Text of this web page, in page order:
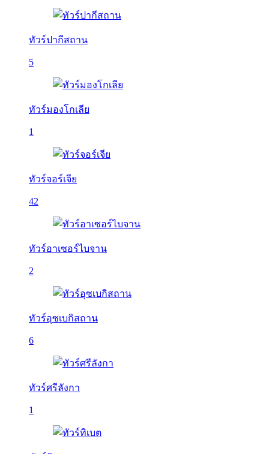
ทัวร์ปากีสถาน
5
ทัวร์มองโกเลีย
1
ทัวร์จอร์เจีย
42
ทัวร์อาเซอร์ไบจาน
2
ทัวร์อุซเบกิสถาน
6
ทัวร์ศรีลังกา
1